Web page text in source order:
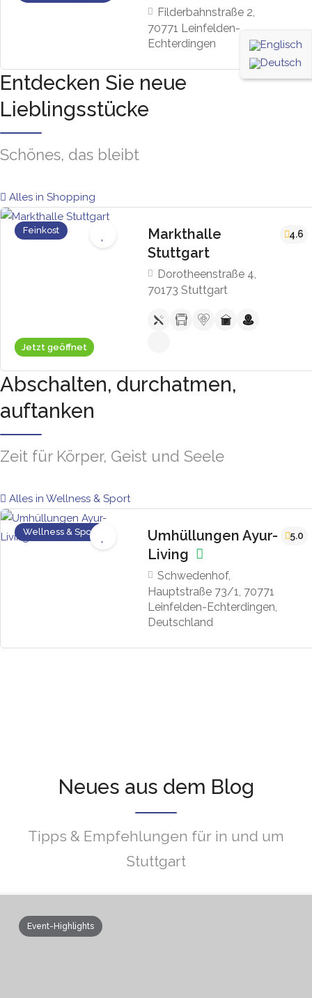
Filderbahnstraße 2,
70771 Leinfelden-
Echterdingen
Entdecken Sie neue
Lieblingsstücke
Schönes, das bleibt
Alles in Shopping
Jetzt geöffnet
Feinkost
Markthalle
Stuttgart
Dorotheenstraße 4,
70173 Stuttgart
4.6
Abschalten, durchatmen,
auftanken
Zeit für Körper, Geist und Seele
Alles in Wellness & Sport
Wellness & Sport
Umhüllungen Ayur-
Living
Schwedenhof,
Hauptstraße 73/1, 70771
Leinfelden-Echterdingen,
Deutschland
5.0
Neues aus dem Blog
Tipps & Empfehlungen für in und um
Stuttgart
Event-Highlights